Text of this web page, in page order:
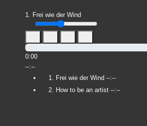
1. Frei wie der Wind
0:00
--:--
1. Frei wie der Wind --:--
2. How to be an artist --:--